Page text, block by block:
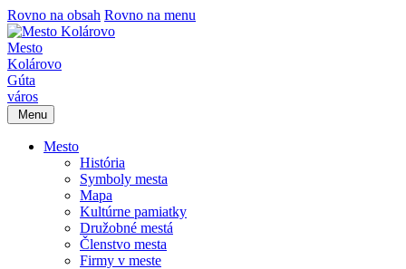
Rovno na obsah Rovno na menu
Mesto
Kolárovo
Gúta
város
Menu
Mesto
História
Symboly mesta
Mapa
Kultúrne pamiatky
Družobné mestá
Členstvo mesta
Firmy v meste